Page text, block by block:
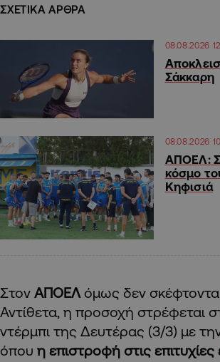
ΣΧΕΤΙΚΑ ΑΡΘΡΑ
08.08.2026
Σάκκαρη
08.08.2026
ΑΠΟΕΛ:
κόσμο
Κηφισιά
Στον ΑΠΟΕΛ όμως δεν
Αντίθετα, η προσοχή στρέφεται
ντέρμπι της Δευτέρας (3/3) με
όπου η επιστροφή στις επιτυχίες